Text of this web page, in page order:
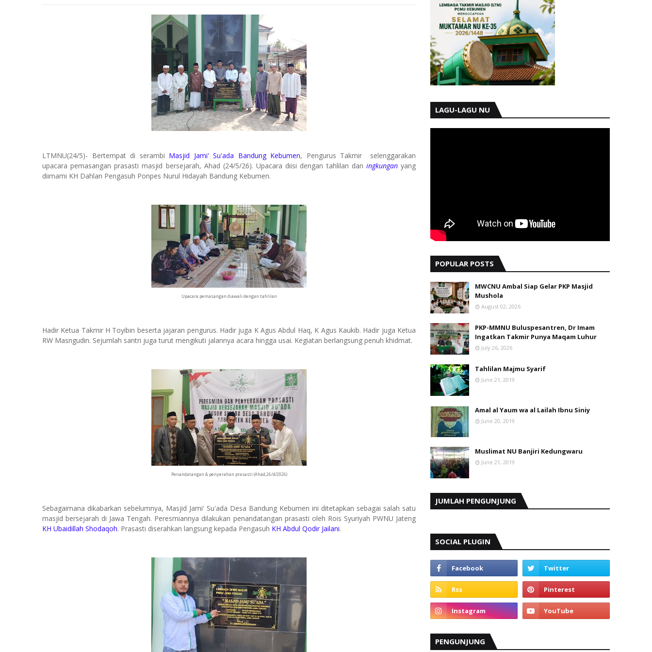
LTMNU(24/5)- Bertempat di serambi Masjid Jami' Su'ada Bandung Kebumen, Pengurus Takmir selenggarakan
upacara pemasangan prasasti masjid bersejarah, Ahad (24/5/26). Upacara diisi dengan tahlilan dan ingkunganyang
diimami KH Dahlan Pengasuh Ponpes Nurul Hidayah Bandung Kebumen.
Upacara pemasangan diawali dengan tahlilan
Hadir Ketua Takmir H Toyibin beserta jajaran pengurus. Hadir juga K Agus Abdul Haq, K Agus Kaukib. Hadir juga Ketua
RW Masngudin. Sejumlah santri juga turut mengikuti jalannya acara hingga usai. Kegiatan berlangsung penuh khidmat.
Penandatangan & penyerahan prasasti (Ahad,26/4/2026)
Sebagaimana dikabarkan sebelumnya, Masjid Jami' Su'ada Desa Bandung Kebumen ini ditetapkan sebagai salah satu
masjid bersejarah di Jawa Tengah. Peresmiannya dilakukan penandatangan prasasti oleh Rois Syuriyah PWNU Jateng
KH Ubaidillah Shodaqoh. Prasasti diserahkan langsung kepada Pengasuh KH Abdul Qodir Jailani.
LAGU-LAGU NU
POPULAR POSTS
MWCNU Ambal Siap Gelar PKP Masjid
Mushola
August 02, 2026
PKP-MMNU Buluspesantren, Dr Imam
Ingatkan Takmir Punya Maqam Luhur
July 26, 2026
Tahlilan Majmu Syarif
June 21, 2019
Amal al Yaum wa al Lailah Ibnu Siniy
June 20, 2019
Muslimat NU Banjiri Kedungwaru
June 21, 2019
JUMLAH PENGUNJUNG
SOCIAL PLUGIN
PENGUNJUNG